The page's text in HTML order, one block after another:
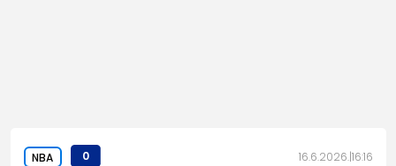
NBA 0 16.6.2026. 16:16